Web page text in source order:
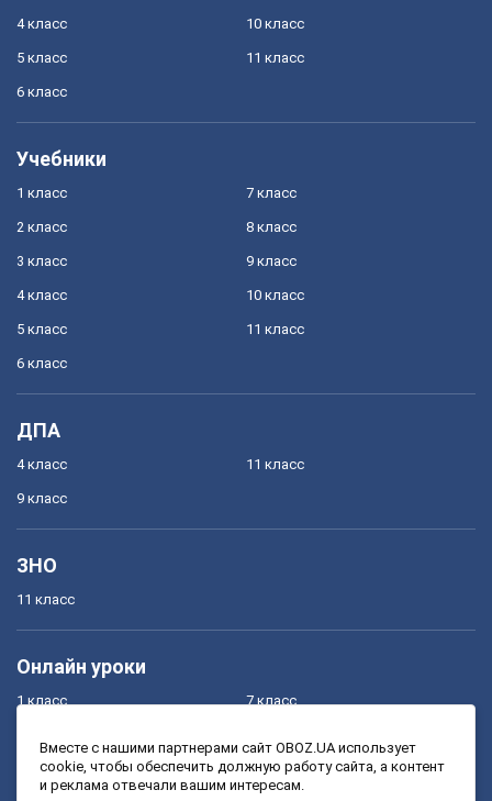
4 класс
5 класс
6 класс
10 класс
11 класс
Учебники
1 класс
2 класс
3 класс
4 класс
5 класс
6 класс
7 класс
8 класс
9 класс
10 класс
11 класс
ДПА
4 класс
9 класс
11 класс
ЗНО
11 класс
Онлайн уроки
1 класс
3 класс
7 класс
9 класс
Вместе с нашими партнерами сайт OBOZ.UA использует
cookie, чтобы обеспечить должную работу сайта, а контент
и реклама отвечали вашим интересам.